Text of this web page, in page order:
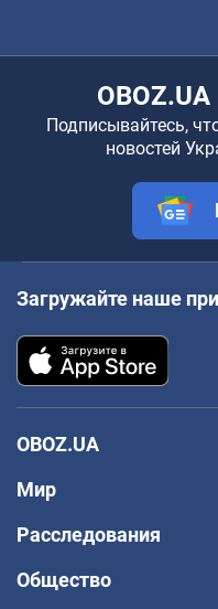
Подписывайтесь,
новостей
Загружайте наше
OBOZ.UA
Мир
Расследования
Общество